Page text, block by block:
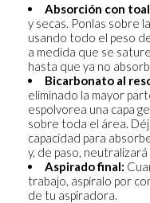
Absorción con
y secas. Ponlas sobre
usando todo el peso
a medida que se
hasta que ya no
Bicarbonato al
eliminado la mayor
espolvorea una capa
sobre toda el área.
capacidad para
y, de paso,
Aspirado final:
trabajo, aspíralo por
de tu aspiradora.